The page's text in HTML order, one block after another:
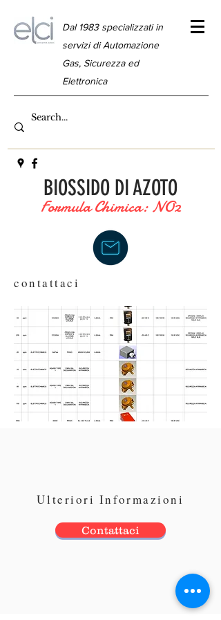
Dal 1983 specializzati in
servizi di Automazione
Gas, Sicurezza ed
Elettronica
BIOSSIDO DI AZOTO
Formula Chimica: NO2
contattaci
Ulteriori Informazioni
Contattaci